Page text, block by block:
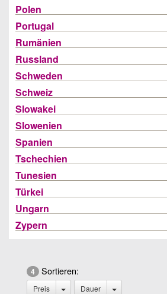
Polen
Portugal
Rumänien
Russland
Schweden
Schweiz
Slowakei
Slowenien
Spanien
Tschechien
Tunesien
Türkei
Ungarn
Zypern
4 Sortieren:
Preis Dauer